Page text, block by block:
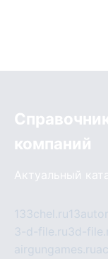
компаний
Актуальный
133chel.ru
3-d-file.ru3d-
airgungames.ru